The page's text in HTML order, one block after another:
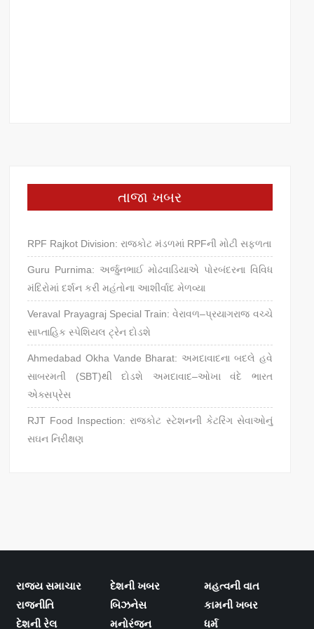
તાજા ખબર
RPF Rajkot Division: રાજકોટ મંડળમાં RPFની મોટી સફળતા
Guru Purnima: અર્જુનભાઈ મોઢવાડિયાએ પોરબંદરના વિવિધ
મંદિરોમાં દર્શન કરી મહંતોના આશીર્વાદ મેળવ્યા
Veraval Prayagraj Special Train: વેરાવળ–પ્રયાગરાજ વચ્ચે
સાપ્તાહિક સ્પેશિયલ ટ્રેન દોડશે
Ahmedabad Okha Vande Bharat: અમદાવાદના બદલે હવે
સાબરમતી (SBT)થી દોડશે અમદાવાદ–ઓખા વંદે ભારત
એક્સપ્રેસ
RJT Food Inspection: રાજકોટ સ્ટેશનની કેટરિંગ સેવાઓનું
સઘન નિરીક્ષણ
રાજ્ય સમાચાર દેશની ખબર
મહત્વની વાત
રાજનીતિ
બિઝનેસ
કામની ખબર
દેશની રેલ
મનોરંજન ધર્મ